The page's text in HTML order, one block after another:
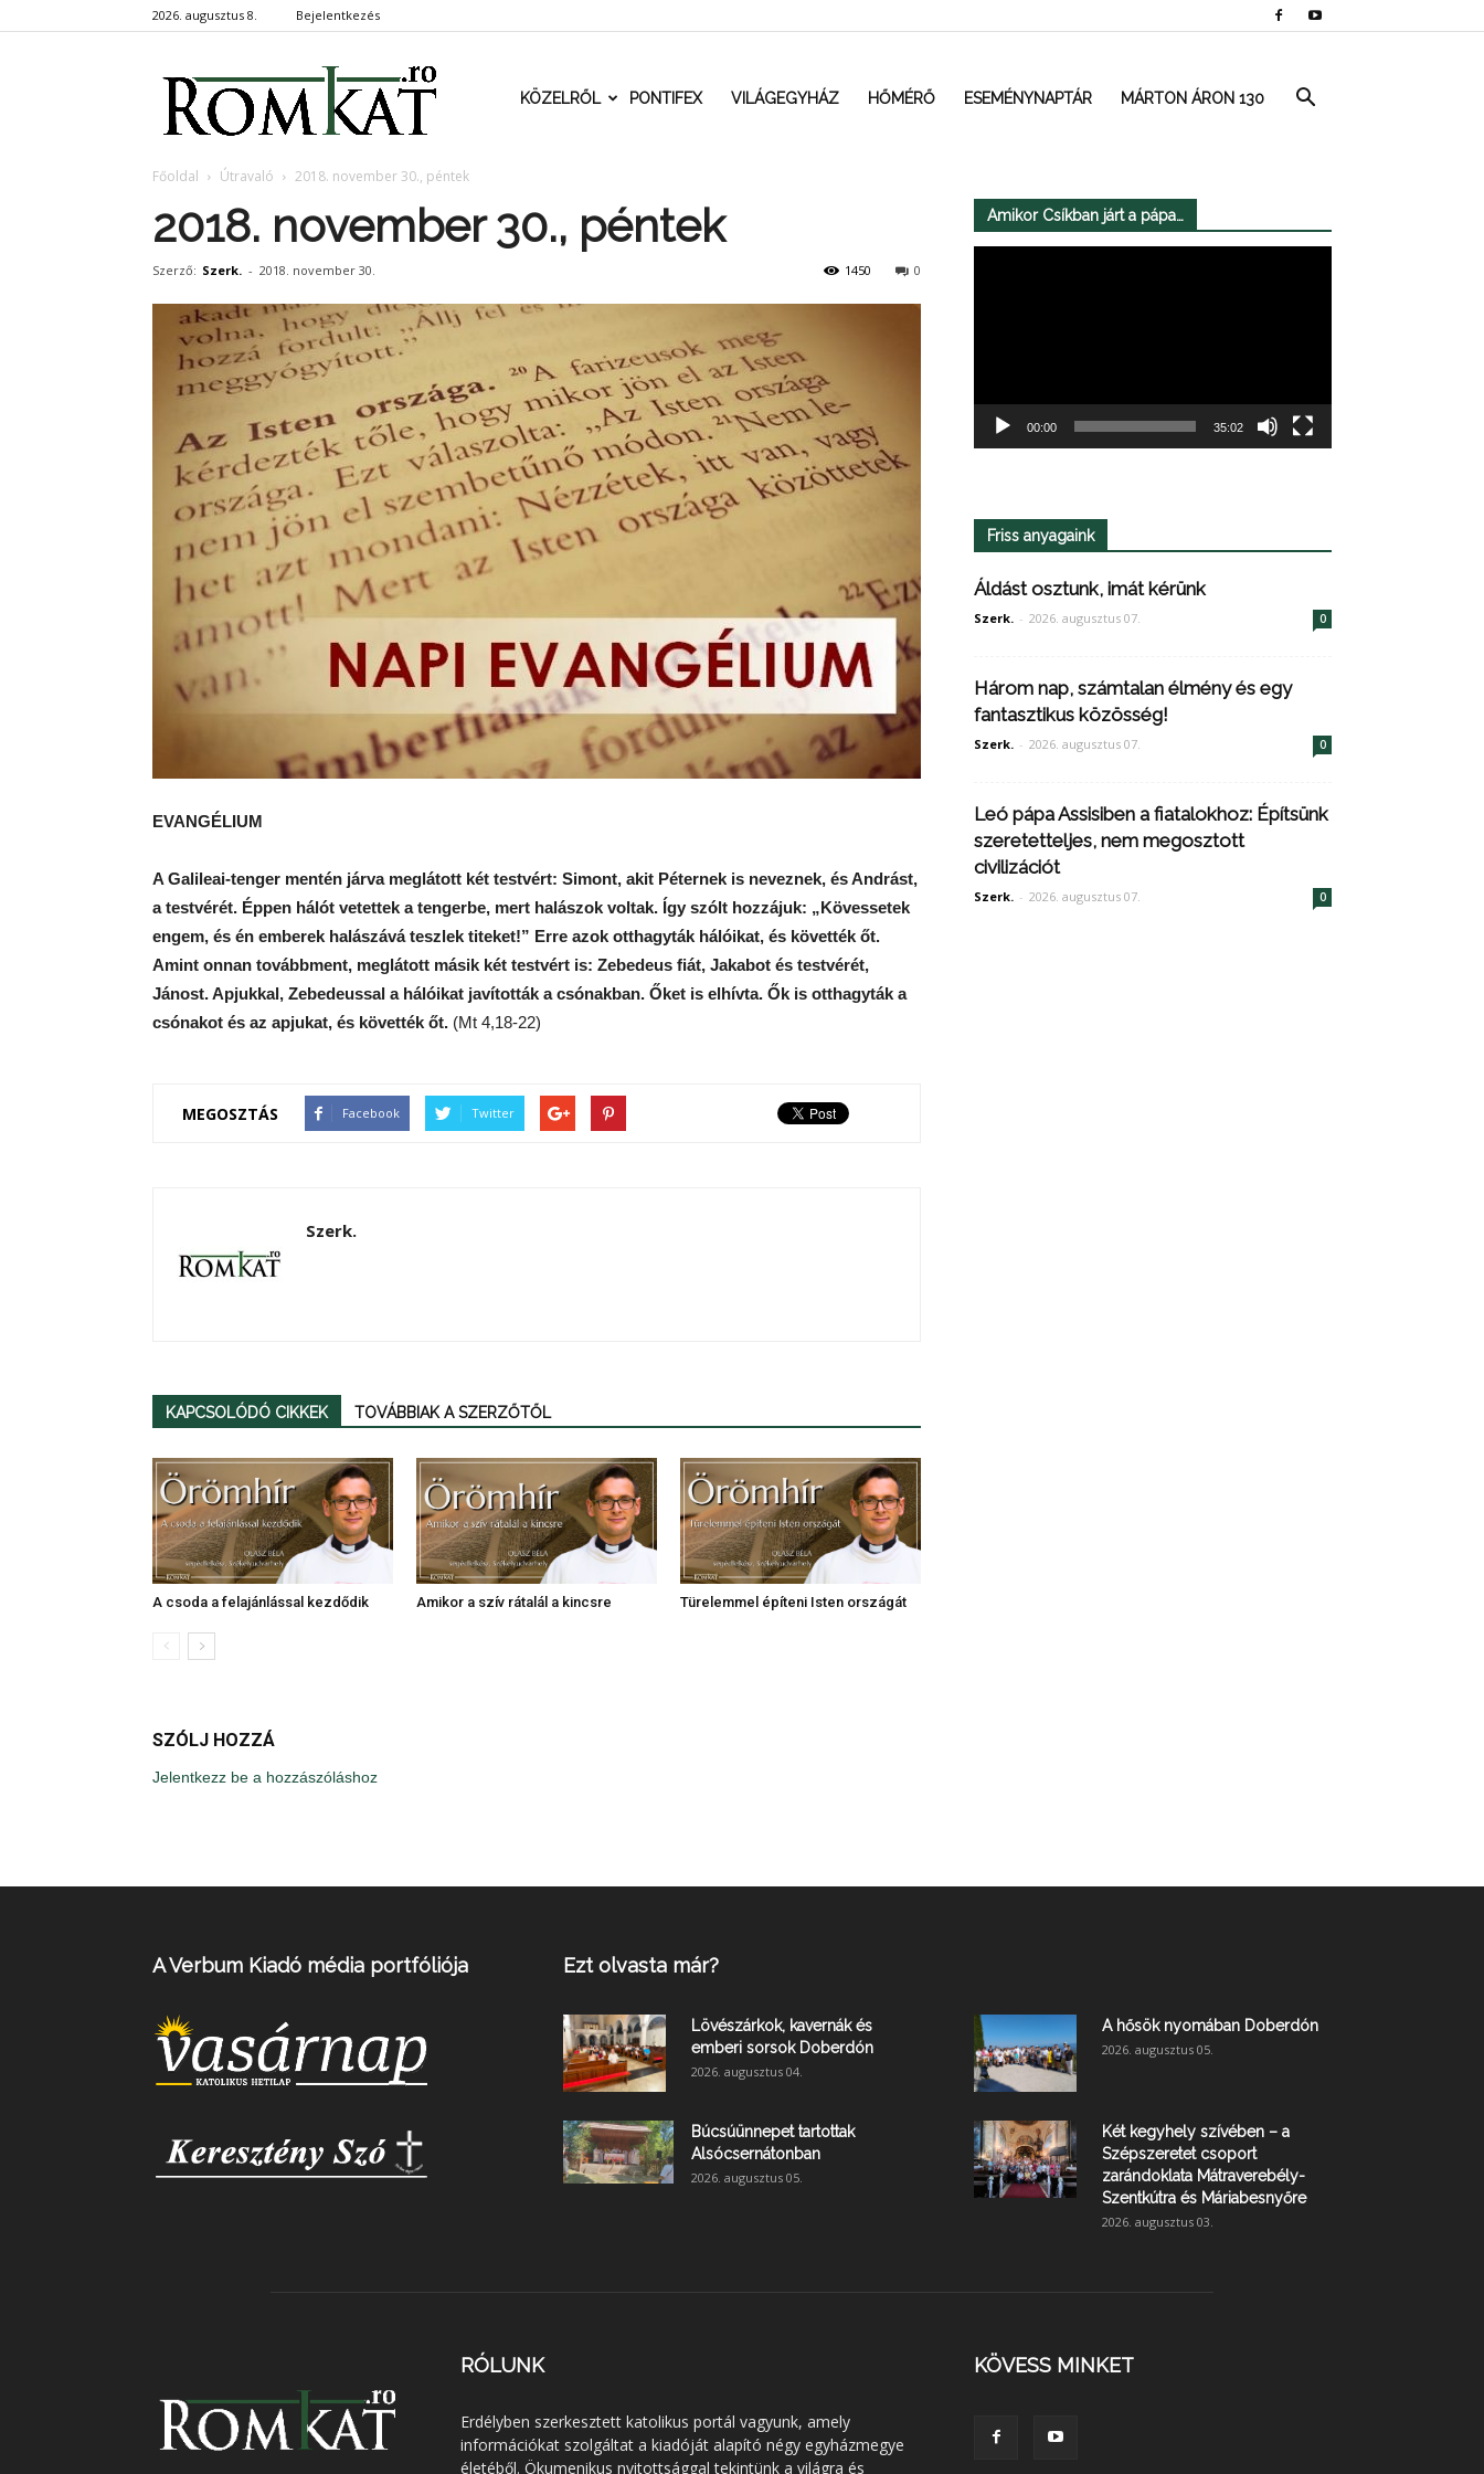
2026. augusztus 8. Bejelentkezés
RomKat.roKÖZELRŐL PONTIFEX VILÁGEGYHÁZ HŐMÉRŐ ESEMÉNYNAPTÁR MÁRTON ÁRON 130
Főoldal Útravaló 2018. november 30., péntek
2018. november 30., péntek
Szerző: Szerk. - 2018. november 30. 0
1450
EVANGÉLIUM
A Galileai-tenger mentén járva meglátott két testvért: Simont, akit Péternek is neveznek, és Andrást,
a testvérét. Éppen hálót vetettek a tengerbe, mert halászok voltak. Így szólt hozzájuk: „Kövessetek
engem, és én emberek halászává teszlek titeket!” Erre azok otthagyták hálóikat, és követték őt.
Amint onnan továbbment, meglátott másik két testvért is: Zebedeus fiát, Jakabot és testvérét,
Jánost. Apjukkal, Zebedeussal a hálóikat javították a csónakban. Őket is elhívta. Ők is otthagyták a
csónakot és az apjukat, és követték őt. (Mt 4,18-22)
MEGOSZTÁS Facebook Twitter
Szerk.
KAPCSOLÓDÓ CIKKEK TOVÁBBIAK A SZERZŐTŐL
A csoda a felajánlással kezdődik Amikor a szív rátalál a kincsre Türelemmel építeni Isten országát
SZÓLJ HOZZÁ
Jelentkezz be a hozzászóláshoz
Amikor Csíkban járt a pápa…
00:00 35:02
Friss anyagaink
Áldást osztunk, imát kérünk
Szerk. - 2026. augusztus 07. 0
Három nap, számtalan élmény és egy
fantasztikus közösség!
Szerk. - 2026. augusztus 07. 0
Leó pápa Assisiben a fiatalokhoz: Építsünk
szeretetteljes, nem megosztott
civilizációt
Szerk. - 2026. augusztus 07. 0
A Verbum Kiadó média portfóliója Ezt olvasta már?
Lövészárkok, kavernák és
emberi sorsok Doberdón
2026. augusztus 04.
A hősök nyomában Doberdón
2026. augusztus 05.
Búcsúünnepet tartottak
Alsócsernátonban
2026. augusztus 05.
Két kegyhely szívében – a
Szépszeretet csoport
zarándoklata Mátraverebély-
Szentkútra és Máriabesnyőre
2026. augusztus 03.
RÓLUNK
Erdélyben szerkesztett katolikus portál vagyunk, amely
információkat szolgáltat a kiadóját alapító négy egyházmegye
életéből. Ökumenikus nyitottsággal tekintünk a világra és
KÖVESS MINKET